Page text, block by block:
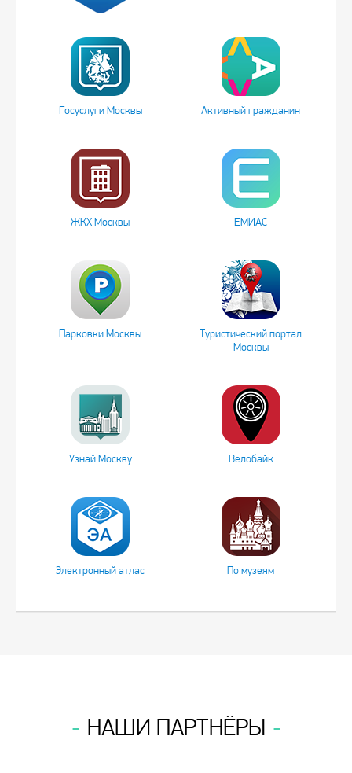
Госуслуги Москвы Активный гражданин
ЖКХ Москвы ЕМИАС
Парковки Москвы
Туристический портал
Москвы
Узнай Москву Велобайк
Электронный атлас По музеям
НАШИ ПАРТНЁРЫ